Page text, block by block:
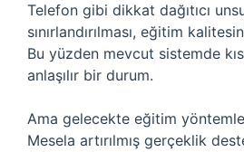
Telefon gibi dikkat dağıtıcı
sınırlandırılması, eğitim
Bu yüzden mevcut sistemde
anlaşılır bir durum.
Ama gelecekte eğitim
Mesela artırılmış gerçeklik